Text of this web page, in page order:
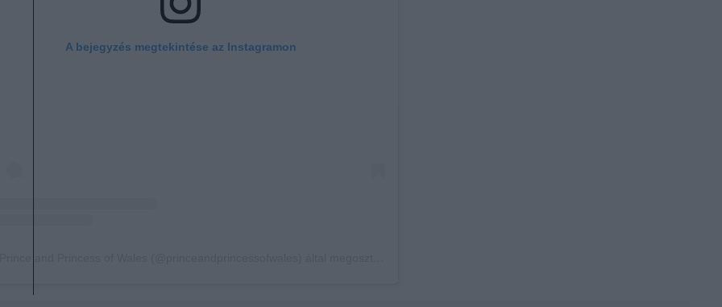
A bejegyzés megtekintése az Instagramon